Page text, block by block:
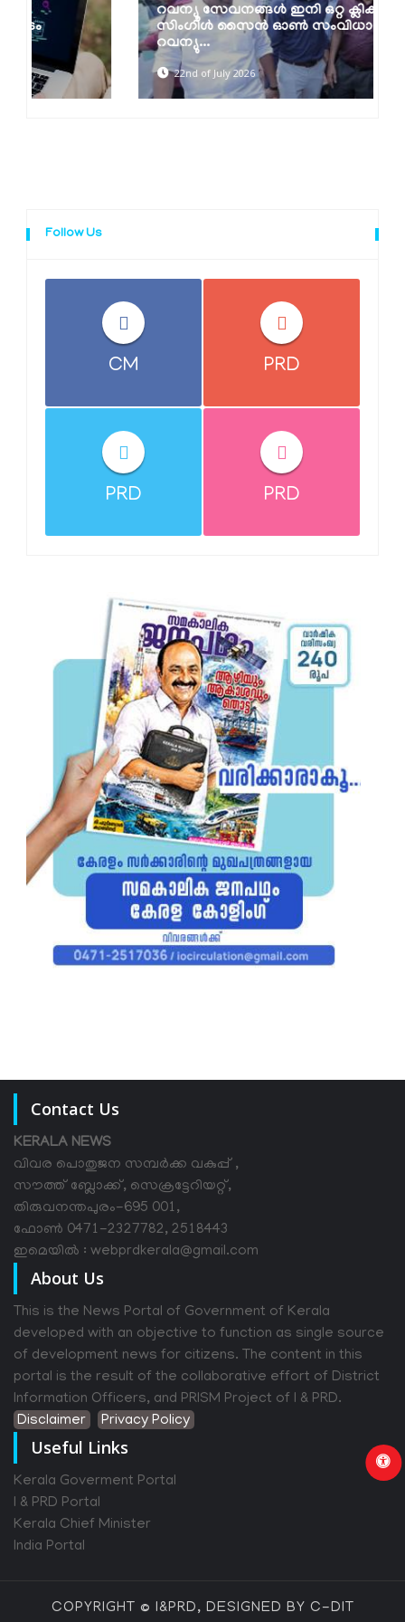
റവന്യൂ സേവനങ്ങള്‍ ഇനി ഒറ്റ ക്ലിക്കില്‍;
സിംഗിള്‍ സൈന്‍ ഓണ്‍ സംവിധാനവുമായി
റവന്യു...
22nd of July 2026
Follow Us
CM PRD
PRD PRD
Contact Us
KERALA NEWS
വിവര പൊതുജന സമ്പര്‍ക്ക വകുപ്പ് ,
സൗത്ത് ബ്ലോക്ക്, സെക്രട്ടേറിയറ്റ്,
തിരുവനന്തപുരം-695 001,
ഫോൺ 0471-2327782, 2518443
ഇമെയിൽ : webprdkerala@gmail.com
About Us
This is the News Portal of Government of Kerala
developed with an objective to function as single source
of development news for citizens. The content in this
portal is the result of the collaborative effort of District
Information Officers, and PRISM Project of I & PRD.
Disclaimer
Privacy Policy
Useful Links
Kerala Goverment Portal
I & PRD Portal
Kerala Chief Minister
India Portal
COPYRIGHT © I&PRD, DESIGNED BY C-DIT